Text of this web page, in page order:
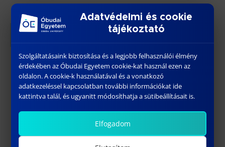
KED
12
Adatvédelmi és cookie
tájékoztató
Szolgáltatásaink biztosítása és a legjobb felhasználói élmény
érdekében az Óbudai Egyetem cookie-kat használ ezen az
oldalon. A cookie-k használatával és a vonatkozó
adatkezeléssel kapcsolatban további információkat ide
kattintva talál, és ugyanitt módosíthatja a sütibeállításait is.
Elfogadom